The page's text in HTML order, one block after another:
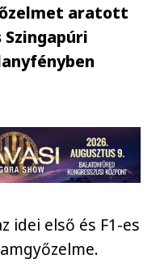
aratott
Szingapúri
idei első és F1-es